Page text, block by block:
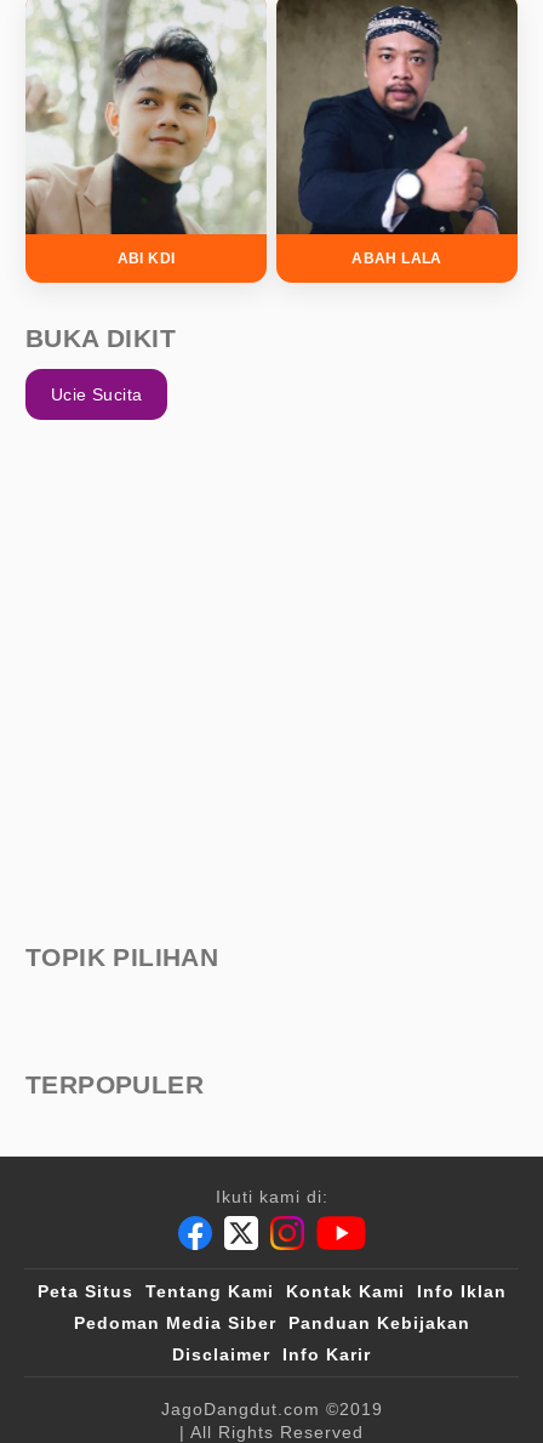
ABI KDI ABAH LALA
BUKA DIKIT
Ucie Sucita
TOPIK PILIHAN
TERPOPULER
Ikuti kami di:
Peta Situs Tentang Kami Kontak Kami
Info Iklan
Pedoman Media Siber
Panduan Kebijakan
Disclaimer
Info Karir
JagoDangdut.com ©2019
| All Rights Reserved